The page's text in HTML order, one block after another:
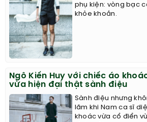
phụ kiện: vòng bạc
khỏe khoắn.
Ngô Kiến Huy với chiếc áo
vừa hiện đại thật sành điệu
Sành điệu nhưng
lãm khi Nam ca sĩ
khoác vừa cổ điển